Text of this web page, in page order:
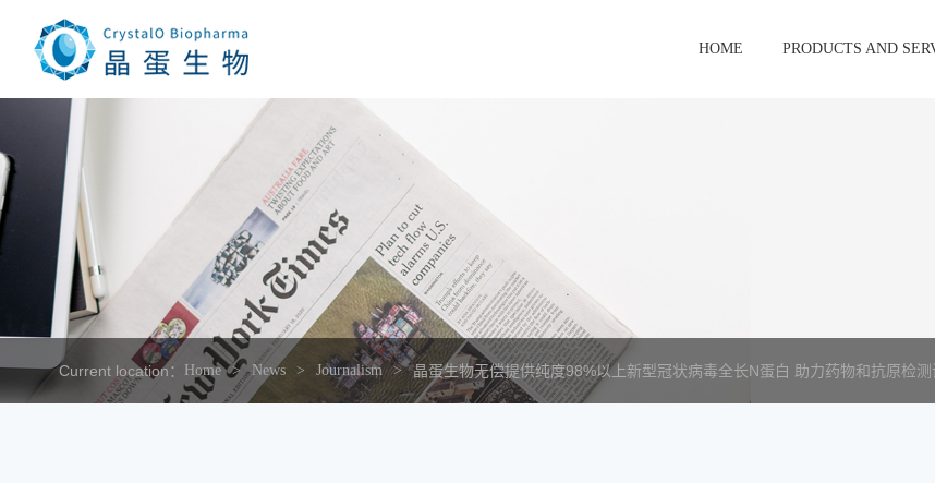
HOME PRODUCTS AND
Current location： Home News Journalism 晶蛋生物无偿提供纯度98%以上新型冠状病毒全长N蛋白 助力药物和抗原检